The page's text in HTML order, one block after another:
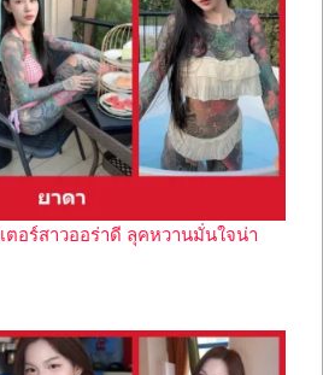
ตอร์สาวออร่าดี ลุคหวานมั่นใจน่า